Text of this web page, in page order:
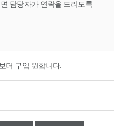
담당자가 연락을 드리도록
더 구입 원합니다.